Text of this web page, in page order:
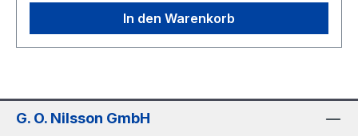
In den Warenkorb
G. O. Nilsson GmbH